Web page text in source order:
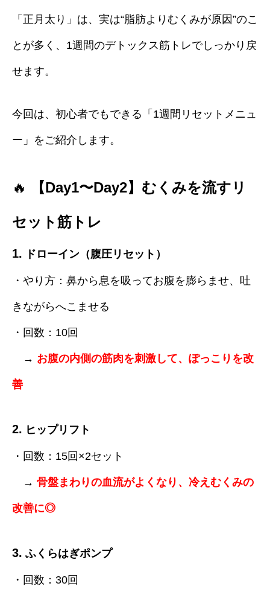
「正月太り」は、実は“脂肪よりむくみが原因”のこ
とが多く、1週間のデトックス筋トレでしっかり戻
せます。
今回は、初心者でもできる「1週間リセットメニュ
ー」をご紹介します。
🔥 【Day1〜Day2】むくみを流すリ
セット筋トレ
1. ドローイン（腹圧リセット）
・やり方：鼻から息を吸ってお腹を膨らませ、吐
きながらへこませる
・回数：10回
→ お腹の内側の筋肉を刺激して、ぽっこりを改
善
2. ヒップリフト
・回数：15回×2セット
→ 骨盤まわりの血流がよくなり、冷えむくみの
改善に◎
3. ふくらはぎポンプ
・回数：30回